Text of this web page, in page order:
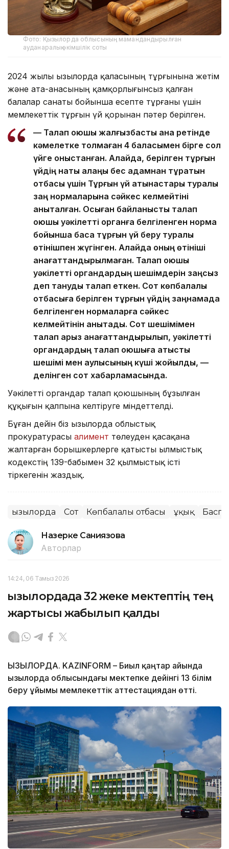
Фото: Қызылорда облысының мамандандырылған
ауданаралық әкімшілік соты
2024 жылы Қызылорда қаласының тұрғынына жетім
және ата-анасының қамқорлығынсыз қалған
балалар санаты бойынша есепте тұрғаны үшін
мемлекеттік тұрғын үй қорынан пәтер берілген.
— Талап қоюшы жалғызбасты ана ретінде
кәмелетке толмаған 4 баласымен бірге сол
үйге қоныстанған. Алайда, берілген тұрғын
үйдің нақты алаңы бес адамнан тұратын
отбасы үшін Тұрғын үй қатынастары туралы
заң нормаларына сәйкес келмейтіні
анықталған. Осыған байланысты талап
қоюшы уәкілетті органға белгіленген норма
бойынша басқа тұрғын үй беру туралы
өтінішпен жүгінген. Алайда оның өтініші
қанағаттандырылмаған. Талап қоюшы
уәкілетті органдардың шешімдерін заңсыз
деп тануды талап еткен. Сот көпбалалы
отбасыға берілген тұрғын үйдің заңнамада
белгіленген нормаларға сәйкес
келмейтінін анықтады. Сот шешімімен
талап арыз қанағаттандырылып, уәкілетті
органдардың талап қоюшыға қатысты
шешімі мен қаулысының күші жойылды, —
делінген сот хабарламасында.
Уәкілетті органдар талап қоюшының бұзылған
құқығын қалпына келтіруге міндеттелді.
Бұған дейін біз Қызылорда облыстық
прокуратурасы алимент төлеуден қасақана
жалтарған борышкерлерге қатысты Қылмыстық
кодекстің 139-бабымен 32 қылмыстық істі
тіркегенін жаздық.
Қызылорда Сот Көпбалалы отбасы Құқық
Назерке Саниязова
Авторлар
14:24, 06 Тамыз 2026
Қызылордада 32 жеке мектептің тең
жартысы жабылып қалды
ҚЫЗЫЛОРДА. KAZINFORM – Биыл қаңтар айында
Қызылорда облысындағы мектепке дейінгі 13 білім
беру ұйымы мемлекеттік аттестациядан өтті.